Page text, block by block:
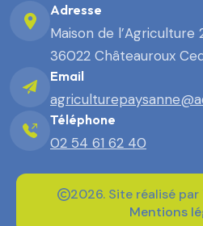
Adresse
Maison de l’Agriculture
36022 Châteauroux
Email
Téléphone
02 54 61 62 40
2026. Site réalisé
Mentions